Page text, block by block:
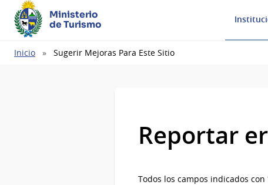
Ministerio
de Turismo
Ruta
Inicio Sugerir Mejoras Para Este Sitio
Reportar
Todos los campos indicados